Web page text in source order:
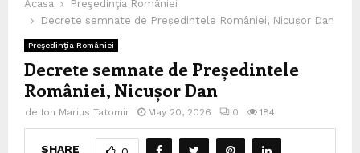
Acasa
Preşedinţia României
Decrete semnate de Președintele României, Nicușor Dan
Preşedinţia României
Decrete semnate de Președintele
României, Nicușor Dan
de Ion Marius Tatomir May 20, 2026 0 184
SHARE